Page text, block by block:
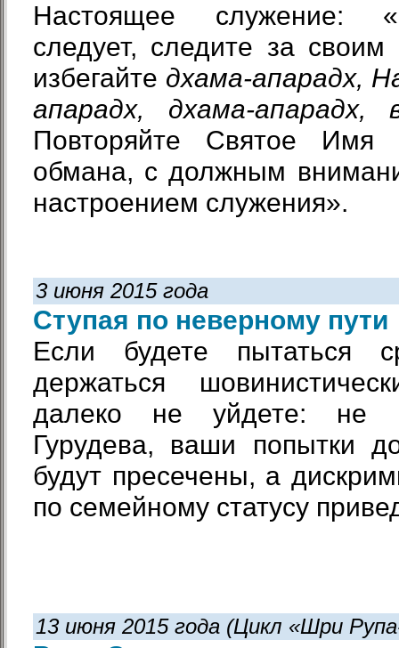
Настоящее служение:
следует, следите за
избегайте дхама-апарадх,
апарадх, дхама-апарадх,
Повторяйте Святое Имя
обмана, с должным
настроением служения».
3 июня 2015 года
Ступая по неверному пути
Если будете пытаться
держаться
далеко не уйдете: не
Гурудева, ваши попытки
будут пресечены, а
по семейному статусу
13 июня 2015 года (Цикл «Шри